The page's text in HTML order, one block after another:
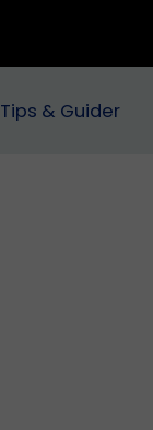
Tips & Guider